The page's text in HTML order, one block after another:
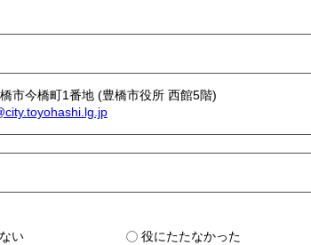
市今橋町1番地 (豊橋市役所 西館5階)
い 役にたたなかった